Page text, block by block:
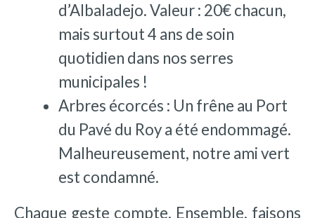
d’Albaladejo. Valeur : 20€ chacun,
mais surtout 4 ans de soin
quotidien dans nos serres
municipales !
Arbres écorcés : Un frêne au Port
du Pavé du Roy a été endommagé.
Malheureusement, notre ami vert
est condamné.
Chaque geste compte. Ensemble, faisons